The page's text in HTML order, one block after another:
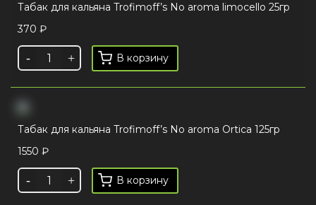
Табак для кальяна Trofimoff’s No aroma limocello 25гр
370 ₽
В корзину
Табак для кальяна Trofimoff’s No aroma Ortica 125гр
1550 ₽
В корзину